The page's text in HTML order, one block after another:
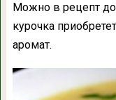
Можно в рецепт
курочка
аромат.